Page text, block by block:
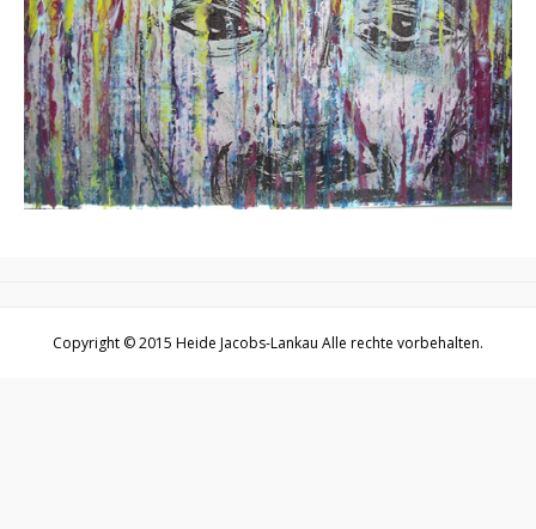
Copyright © 2015 Heide Jacobs-Lankau Alle rechte vorbehalten.